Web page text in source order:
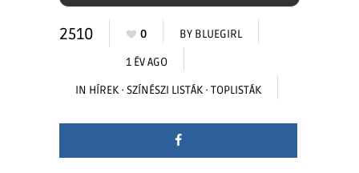
2510 0 BY BLUEGIRL
1 ÉV AGO
IN HÍREK · SZÍNÉSZI LISTÁK · TOPLISTÁK